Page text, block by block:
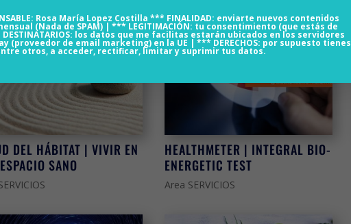
DEL HÁBITAT | VIVIR EN
SANO
HEALTHMETER | INTEGRAL BIO-
ENERGETIC TEST
Area SERVICIOS
Rosa María Lopez Costilla *** FINALIDAD: enviarte nuevos contenidos
(Nada de SPAM) | *** LEGITIMACIÓN: tu consentimiento (que estás de
los datos que me facilitas estarán ubicados en los servidores
(proveedor de email marketing) en la UE | *** DERECHOS: por supuesto tienes
otros, a acceder, rectificar, limitar y suprimir tus datos.